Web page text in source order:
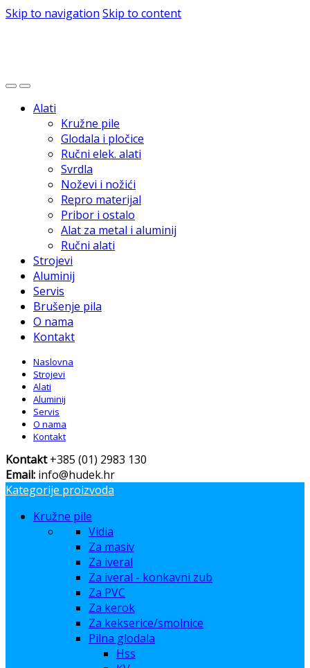
Skip to navigation Skip to content
Alati
Kružne pile
Glodala i pločice
Ručni elek. alati
Svrdla
Noževi i nožići
Repro materijal
Pribor i ostalo
Alat za metal i aluminij
Ručni alati
Strojevi
Aluminij
Servis
Brušenje pila
O nama
Kontakt
Naslovna
Strojevi
Alati
Aluminij
Servis
O nama
Kontakt
Kontakt+385 (01) 2983 130
Email: info@hudek.hr
Kategorije proizvoda
Kružne pile
Vidia
Za masiv
Za iveral
Za iveral - konkavni zub
Za PVC
Za kerok
Za kekserice/smolnice
Pilna glodala
Hss